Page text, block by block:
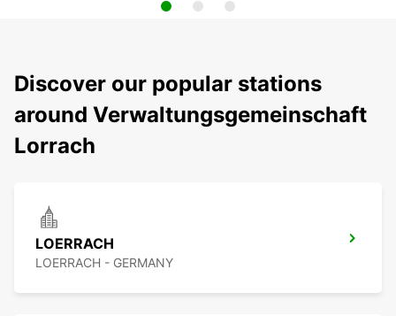
Discover our popular stations
around Verwaltungsgemeinschaft
Lorrach
LOERRACH
LOERRACH - GERMANY